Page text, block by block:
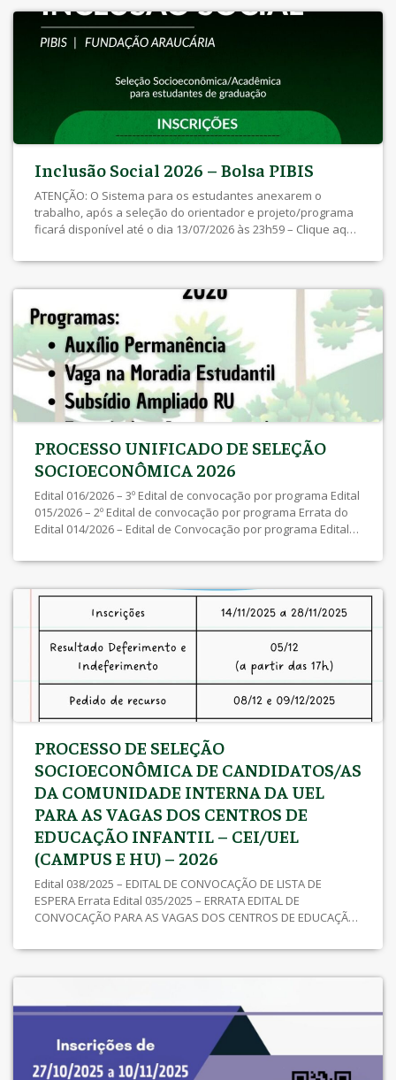
04/05/2026 – Clique Aqui Edital […]
Inclusão Social 2026 – Bolsa PIBIS
ATENÇÃO: O Sistema para os estudantes anexarem o
trabalho, após a seleção do orientador e projeto/programa
ficará disponível até o dia 13/07/2026 às 23h59 – Clique aqui
dos Recursos Recurso até às 23h59 do dia 01/06/2026 –
PROCESSO UNIFICADO DE SELEÇÃO
SOCIOECONÔMICA 2026
Edital 016/2026 – 3º Edital de convocação por programa Edital
015/2026 – 2º Edital de convocação por programa Errata do
Edital 014/2026 – Edital de Convocação por programa Edital
013/2026 – Resultado dos Recursos Pedido de Recurso
Deferidas e Indeferidas […]
PROCESSO DE SELEÇÃO
SOCIOECONÔMICA DE CANDIDATOS/AS
DA COMUNIDADE INTERNA DA UEL
PARA AS VAGAS DOS CENTROS DE
EDUCAÇÃO INFANTIL – CEI/UEL
(CAMPUS E HU) – 2026
Edital 038/2025 – EDITAL DE CONVOCAÇÃO DE LISTA DE
ESPERA Errata Edital 035/2025 – ERRATA EDITAL DE
CONVOCAÇÃO PARA AS VAGAS DOS CENTROS DE EDUCAÇÃO
CONVOCAÇÃO PARA AS VAGAS DOS CENTROS DE EDUCAÇÃO